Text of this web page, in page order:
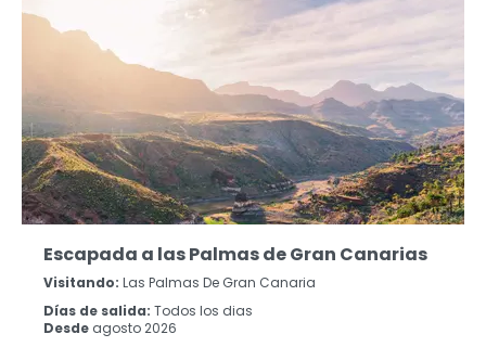
Escapada a las Palmas de Gran Canarias
Visitando: Las Palmas De Gran Canaria
Días de salida: Todos los dias
Desde agosto 2026